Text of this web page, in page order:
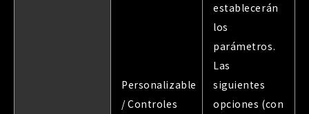
Personalizable
/ Controles
establecerán
los
parámetros.
Las
siguientes
opciones (con